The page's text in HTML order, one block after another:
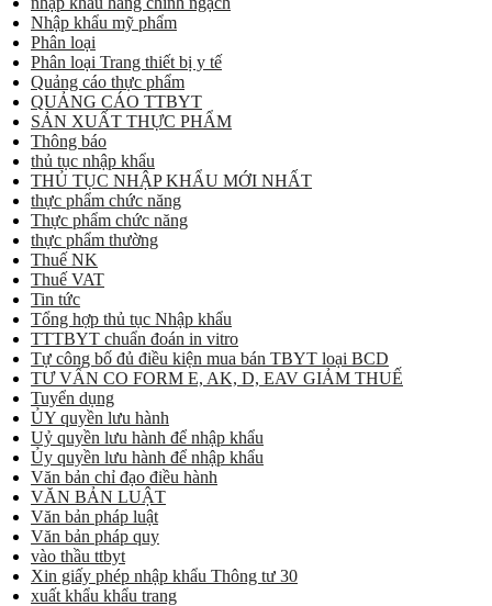
Nhập khẩu mỹ phẩm
Phân loại
Phân loại Trang thiết bị y tế
Quảng cáo thực phẩm
QUẢNG CÁO TTBYT
SẢN XUẤT THỰC PHẨM
Thông báo
thủ tục nhập khẩu
THỦ TỤC NHẬP KHẨU MỚI NHẤT
thực phẩm chức năng
Thực phẩm chức năng
thực phẩm thường
Thuế NK
Thuế VAT
Tin tức
Tổng hợp thủ tục Nhập khẩu
TTTBYT chuẩn đoán in vitro
Tự công bố đủ điều kiện mua bán TBYT loại BCD
TƯ VẤN CO FORM E, AK, D, EAV GIẢM THUẾ
Tuyển dụng
ỦY quyền lưu hành
Uỷ quyền lưu hành để nhập khẩu
Ủy quyền lưu hành để nhập khẩu
Văn bản chỉ đạo điều hành
VĂN BẢN LUẬT
Văn bản pháp luật
Văn bản pháp quy
vào thầu ttbyt
Xin giấy phép nhập khẩu Thông tư 30
xuất khẩu khẩu trang